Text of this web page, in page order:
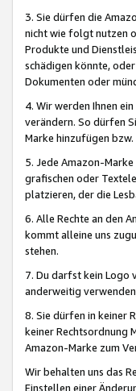
3. Sie dürfen die
nicht wie folgt nutzen
Produkte und
schädigen könnte,
Dokumenten oder
4. Wir werden Ihnen
verändern. So dürfen
Marke hinzufügen
5. Jede Amazon-
grafischen oder
platzieren, der die
6. Alle Rechte an den
kommt alleine uns
stehen.
7. Du darfst kein Logo
anderweitig
8. Sie dürfen in keiner
keiner Rechtsordnung
Amazon-Marke zum
Wir behalten uns das
Einstellen einer